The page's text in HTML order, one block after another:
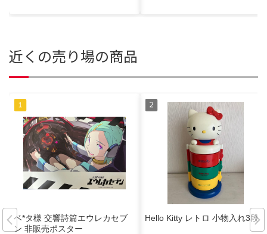
近くの売り場の商品
ベ*タ様 交響詩篇エウレカセブ
ン 非販売ポスター
Hello Kitty レトロ 小物入れ3段